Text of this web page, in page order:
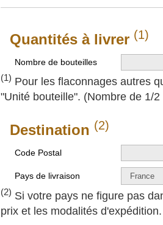
Quantités à livrer (1)
Nombre de bouteilles
(1) Pour les flaconnages autres
"Unité bouteille". (Nombre de 1/
Destination (2)
Code Postal
Pays de livraison
(2) Si votre pays ne figure pas
prix et les modalités d'expédition.